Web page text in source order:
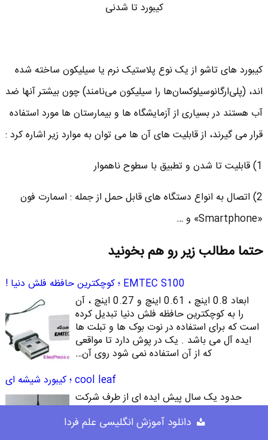
کیبورد تا شدنی
کیبورد های تاشو از یک نوع پلاستیک نرم یا سیلیکون ساخته شده
اند، (پلی‌ارگانوسیلوکسان‌ها را سیلیکون می‌نامند) چون بیشتر آنها ضد
آب هستند در بسیاری از آزمایشگاه ها و بیمارستان ها مورد استفاده
قرار می گیرند، از قابلیت های آن ها می توان به موارد زیر اشاره کرد :
1) قابلیت تا شدن و تطبیق با سطوح ناهموار
2) اتصال به انواع دستگاه های قابل حمل از جمله : اسمارت فون
«Smartphone» و …
حتما مطالب زیر رو هم بخونید
EMTEC S100 ؛ کوچکترین حافظه فلش دنیا !
ابعاد 0.8 اینچ ، 0.61 اینچ و 0.27 اینچ ، آن
را به کوچکترین حافظه فلش دنیا تبدیل کرده
است که برای استفاده در نوت بوک ها و تبلت ها
ایده آل می باشد . یک در پوش دارد تا مواقعی
که از آن استفاده نمی شود روی آن…
cool leaf ؛ کیبورد شیشه ای
حدود یک سال پیش ایده ای از طرف شرکت
( شرکت minebea ) مطرح شد و کیبرد شیشه
دانلود آموزش انگلیسی علم فردا